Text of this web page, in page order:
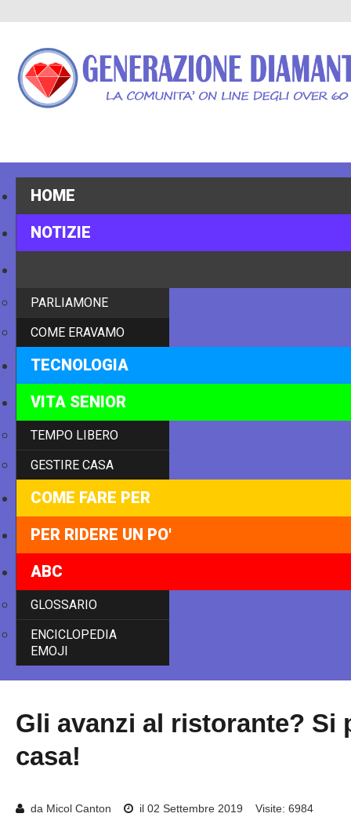
HOME
NOTIZIE
PARLIAMONE
COME ERAVAMO
TECNOLOGIA
VITA SENIOR
TEMPO LIBERO
GESTIRE CASA
COME FARE PER
PER RIDERE UN PO'
ABC
GLOSSARIO
ENCICLOPEDIA
EMOJI
Gli avanzi al ristorante? Si
casa!
da Micol Canton il 02 Settembre 2019 Visite: 6984